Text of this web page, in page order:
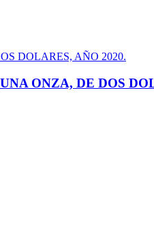
ONZA, DE DOS